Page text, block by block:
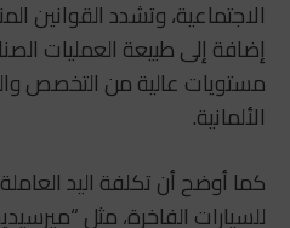
الاجتماعية، وتشدد القوانين
إضافة إلى طبيعة العمليات
مستويات عالية من التخصص
الألمانية.
كما أوضح أن تكلفة اليد
للسيارات الفاخرة، مثل